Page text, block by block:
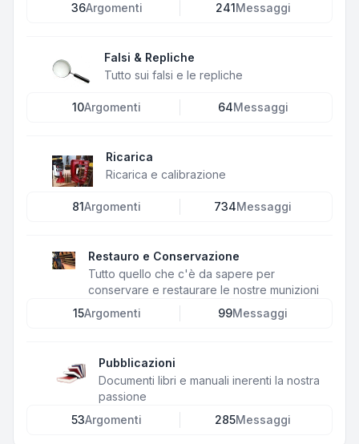
36Argomenti 241 Messaggi
Falsi & Repliche
Tutto sui falsi e le repliche
10Argomenti 64Messaggi
Ricarica
Ricarica e calibrazione
81Argomenti 734Messaggi
Restauro e Conservazione
Tutto quello che c'è da sapere per
conservare e restaurare le nostre munizioni
15Argomenti 99Messaggi
Pubblicazioni
Documenti libri e manuali inerenti la nostra
passione
53Argomenti 285Messaggi